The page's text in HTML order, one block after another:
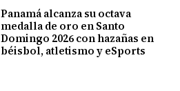
Panamá alcanza su octava
medalla de oro en Santo
Domingo 2026 con hazañas en
béisbol, atletismo y eSports